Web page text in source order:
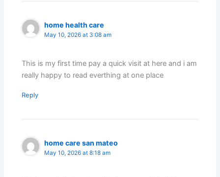
home health care
May 10, 2026 at 3:08 am
This is my first time pay a quick visit at here and i am
really happy to read everthing at one place
Reply
home care san mateo
May 10, 2026 at 8:18 am